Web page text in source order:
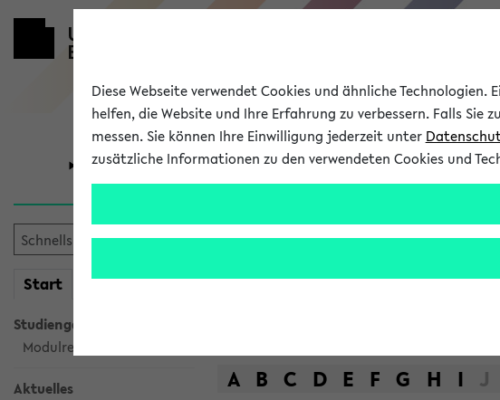
Universität Forschung Studium
Start meineKVV
Studiengangsauswahl
Modulrecherche
Aktuelles
Das Lehrangebot
A B C D E F G H I J
Diese Webseite verwendet Cookies und ähnliche
helfen, die Website und Ihre Erfahrung zu verbessern. Falls
messen. Sie können Ihre Einwilligung jederzeit unter
zusätzliche Informationen zu den verwendeten Cookies und